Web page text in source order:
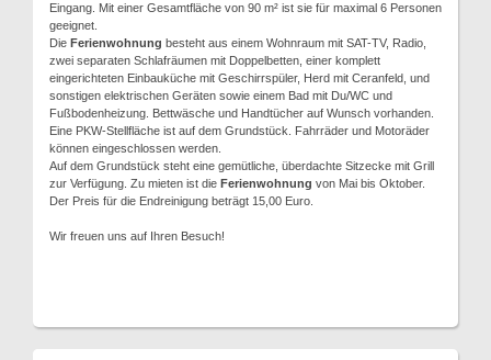
Eingang. Mit einer Gesamtfläche von 90 m² ist sie für maximal 6 Personen
geeignet.
Die Ferienwohnung besteht aus einem Wohnraum mit SAT-TV, Radio,
zwei separaten Schlafräumen mit Doppelbetten, einer komplett
eingerichteten Einbauküche mit Geschirrspüler, Herd mit Ceranfeld, und
sonstigen elektrischen Geräten sowie einem Bad mit Du/WC und
Fußbodenheizung. Bettwäsche und Handtücher auf Wunsch vorhanden.
Eine PKW-Stellfläche ist auf dem Grundstück. Fahrräder und Motoräder
können eingeschlossen werden.
Auf dem Grundstück steht eine gemütliche, überdachte Sitzecke mit Grill
zur Verfügung. Zu mieten ist die Ferienwohnung von Mai bis Oktober.
Der Preis für die Endreinigung beträgt 15,00 Euro.
Wir freuen uns auf Ihren Besuch!